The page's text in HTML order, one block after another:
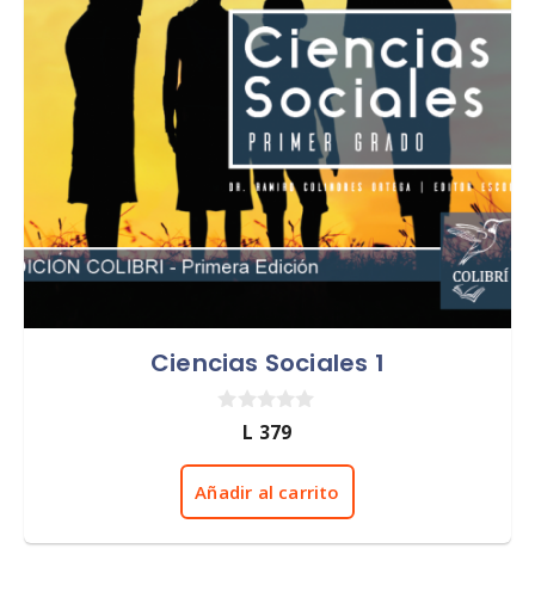
Ciencias Sociales 1
e
L 379
Añadir al carrito